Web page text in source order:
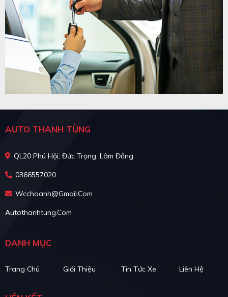
AUTO THANH TÙNG
QL20 Phú Hội, Đức Trọng, Lâm Đồng
0366557020
Wcchoanh@gmail.com
Autothanhtung.com
DANH MỤC
Trang Chủ Giới Thiệu Tin Tức Xe Liên Hệ